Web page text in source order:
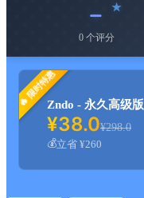
﹣
0 个评分
限时特惠
Zndo - 永久高级版
¥38.0¥298.0
立省 ¥260